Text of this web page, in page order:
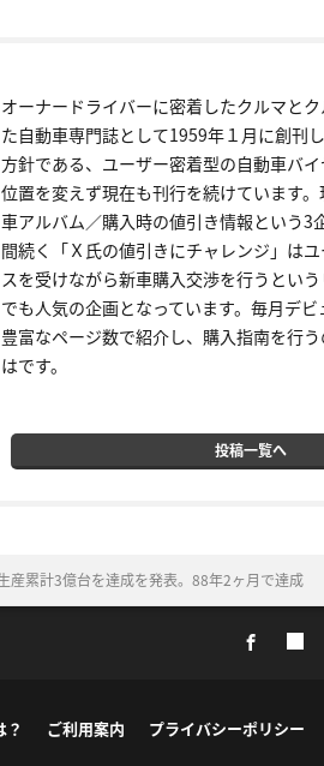
オーナードライバーに密着したクルマと
た自動車専門誌として1959年１月に創刊
方針である、ユーザー密着型の自動車バ
位置を変えず現在も刊行を続けています
車アルバム／購入時の値引き情報という3
間続く「Ｘ氏の値引きにチャレンジ」は
スを受けながら新車購入交渉を行うとい
でも人気の企画となっています。毎月デ
豊富なページ数で紹介し、購入指南を行
はです。
投稿一覧へ
産累計3億台を達成を発表。88年2ヶ月で達成
？ ご利用案内 プライバシーポリシー